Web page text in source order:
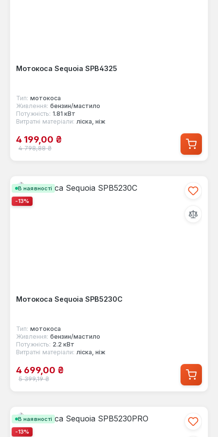
Мотокоса Sequoia SPB4325
Тип: мотокоса
Живлення: бензин/мастило
Потужність: 1.81 кВт
Витратні матеріали: ліска, ніж
Ціна продажу:
4 199,00 ₴
Звичайна ціна:
4 798,88 ₴
В наявності
-13%
Мотокоса Sequoia SPB5230C
Тип: мотокоса
Живлення: бензин/мастило
Потужність: 2.2 кВт
Витратні матеріали: ліска, ніж
Ціна продажу:
4 699,00 ₴
Звичайна ціна:
5 399,19 ₴
В наявності
-13%